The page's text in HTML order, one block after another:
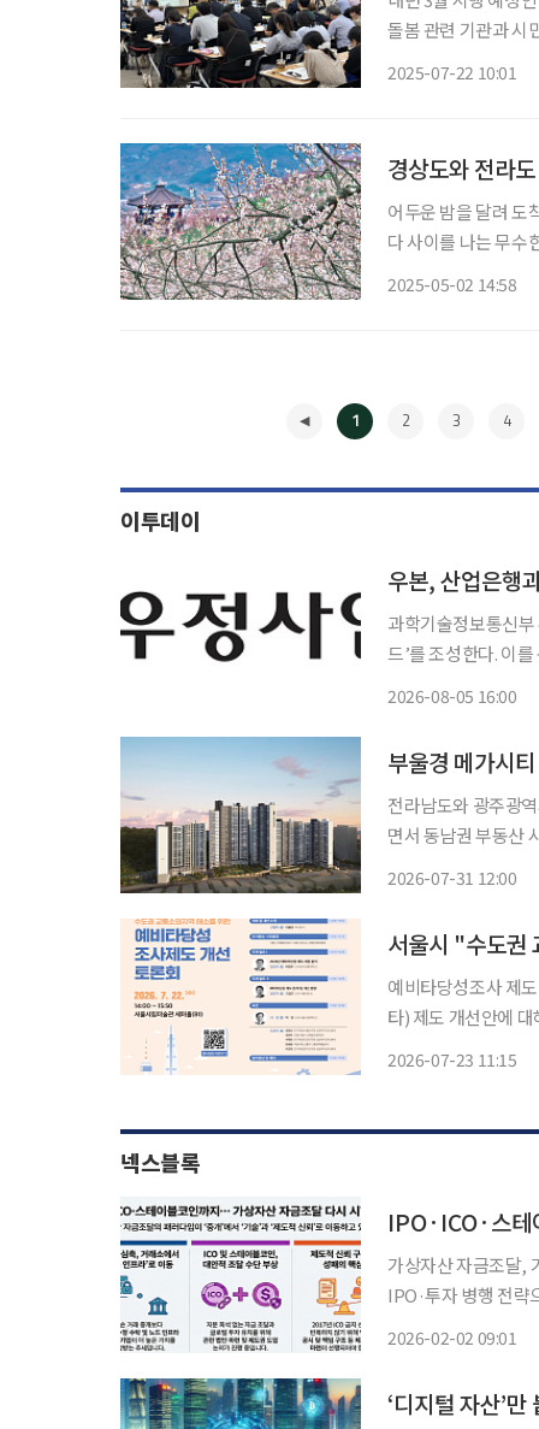
돌봄 관련 기관과 시
2025-07-22 10:01
경상도와 전라
어두운 밤을 달려 도
다 사이를 나는 무수
2025-05-02 14:58
1 2 3 4
이투데이
우본, 산업은행
과학기술정보통신
드’를 조성한다. 이
2026-08-05 16:00
부울경 메가시
전라남도와 광주광
면서 동남권 부동산
2026-07-31 12:00
예비타당성조사 제도 개편 대응 위
타) 제도 개선안에
2026-07-23 11:15
넥스블록
IPO·ICO·스테
가상자산 자금조달,
IPO·투자 병행 전략
2026-02-02 09:01
‘디지털 자산’